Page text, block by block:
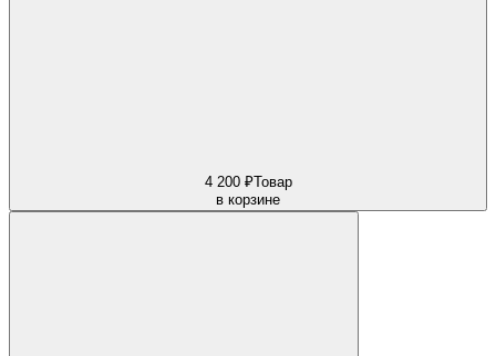
4 200 ₽Товар
в корзине